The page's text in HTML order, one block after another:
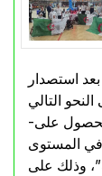
جديد، بعد استصدار
-سبعون (70) منصبًا موجهًا للالتحاق بالتكوين للحصول على
المستوى
وذلك على